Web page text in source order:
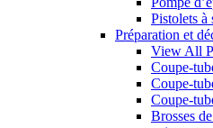
Pistolets à
Préparation et
View All
Coupe-
Coupe-
Coupe-
Brosses